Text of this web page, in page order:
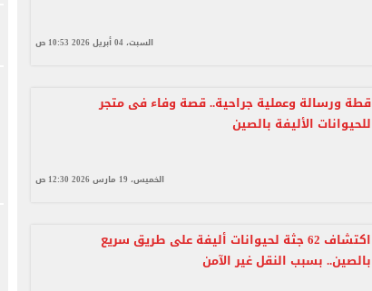
السبت، 04 أبريل 2026 10:53 ص
قطة ورسالة وعملية جراحية.. قصة وفاء فى متجر
للحيوانات الأليفة بالصين
الخميس، 19 مارس 2026 12:30 ص
اكتشاف 62 جثة لحيوانات أليفة على طريق سريع
بالصين.. بسبب النقل غير الآمن